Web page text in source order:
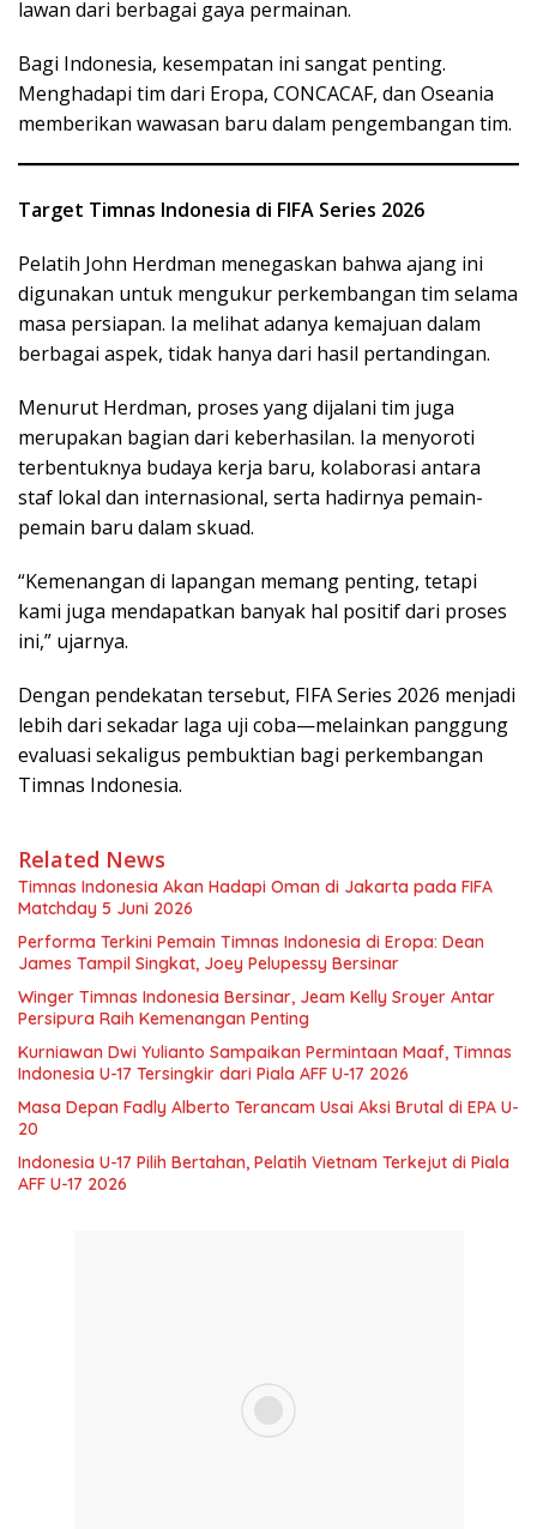
lawan dari berbagai gaya permainan.
Bagi Indonesia, kesempatan ini sangat penting.
Menghadapi tim dari Eropa, CONCACAF, dan Oseania
memberikan wawasan baru dalam pengembangan tim.
Target Timnas Indonesia di FIFA Series 2026
Pelatih John Herdman menegaskan bahwa ajang ini
digunakan untuk mengukur perkembangan tim selama
masa persiapan. Ia melihat adanya kemajuan dalam
berbagai aspek, tidak hanya dari hasil pertandingan.
Menurut Herdman, proses yang dijalani tim juga
merupakan bagian dari keberhasilan. Ia menyoroti
terbentuknya budaya kerja baru, kolaborasi antara
staf lokal dan internasional, serta hadirnya pemain-
pemain baru dalam skuad.
“Kemenangan di lapangan memang penting, tetapi
kami juga mendapatkan banyak hal positif dari proses
ini,” ujarnya.
Dengan pendekatan tersebut, FIFA Series 2026 menjadi
lebih dari sekadar laga uji coba—melainkan panggung
evaluasi sekaligus pembuktian bagi perkembangan
Timnas Indonesia.
Related News
Timnas Indonesia Akan Hadapi Oman di Jakarta pada FIFA
Matchday 5 Juni 2026
Performa Terkini Pemain Timnas Indonesia di Eropa: Dean
James Tampil Singkat, Joey Pelupessy Bersinar
Winger Timnas Indonesia Bersinar, Jeam Kelly Sroyer Antar
Persipura Raih Kemenangan Penting
Kurniawan Dwi Yulianto Sampaikan Permintaan Maaf, Timnas
Indonesia U-17 Tersingkir dari Piala AFF U-17 2026
Masa Depan Fadly Alberto Terancam Usai Aksi Brutal di EPA U-
20
Indonesia U-17 Pilih Bertahan, Pelatih Vietnam Terkejut di Piala
AFF U-17 2026